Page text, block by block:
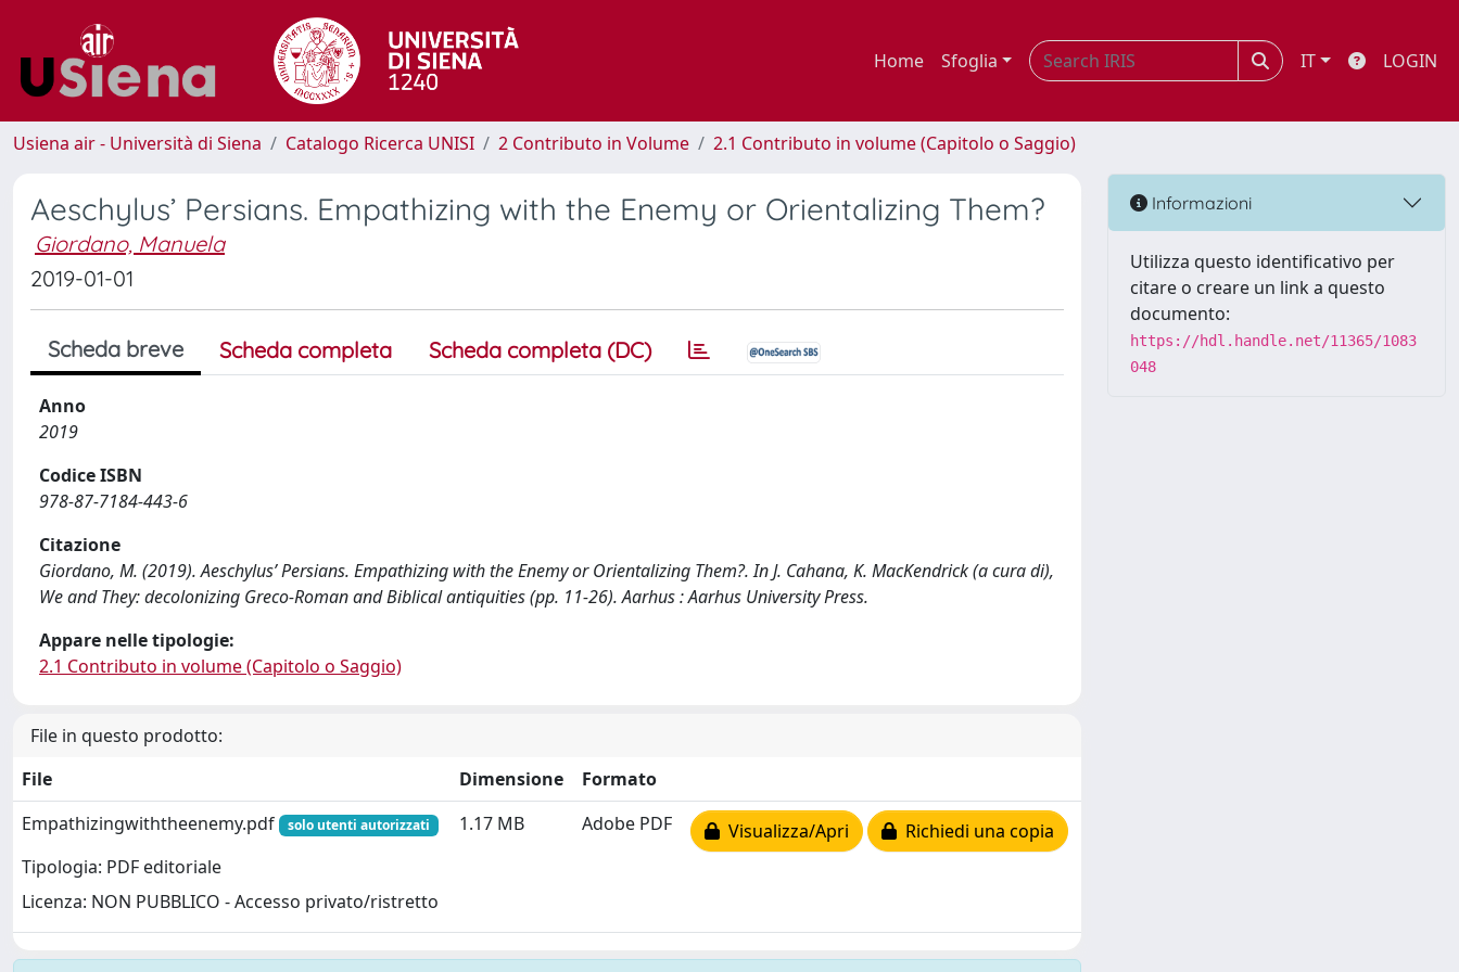
Home Sfoglia IT LOGIN
Usiena air - Università di Siena Catalogo Ricerca UNISI 2 Contributo in Volume 2.1 Contributo in volume (Capitolo o Saggio)
Aeschylus’ Persians. Empathizing with the Enemy or Orientalizing Them?
Giordano, Manuela
2019-01-01
Scheda breve Scheda completa Scheda completa (DC)
Anno
2019
Codice ISBN
978-87-7184-443-6
Citazione
Giordano, M. (2019). Aeschylus’ Persians. Empathizing with the Enemy or Orientalizing Them?. In J. Cahana, K. MacKendrick (a cura di),
We and They: decolonizing Greco-Roman and Biblical antiquities (pp. 11-26). Aarhus : Aarhus University Press.
Appare nelle tipologie:
2.1 Contributo in volume (Capitolo o Saggio)
File in questo prodotto:
File
Dimensione
Formato
Empathizingwiththeenemy.pdf
solo utenti autorizzati
Tipologia: PDF editoriale
Licenza: NON PUBBLICO - Accesso privato/ristretto
1.17 MB Adobe PDF Visualizza/Apri Richiedi una copia
Informazioni
Utilizza questo identificativo per
citare o creare un link a questo
documento:
https://hdl.handle.net/11365/1083
048